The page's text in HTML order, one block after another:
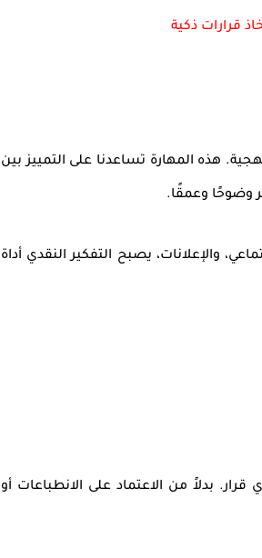
قرارات ذكية
. هذه المهارة تساعدنا على التمييز بين
وضوحًا وعمقًا.
والإعلانات، يصبح التفكير النقدي أداة
قرار. بدلاً من الاعتماد على الانطباعات أو